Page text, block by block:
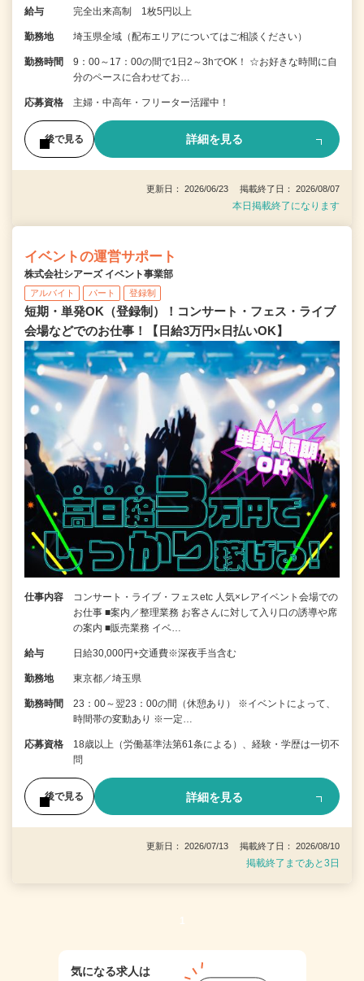
給与 完全出来高制 1枚5円以上
勤務地 埼玉県全域（配布エリアについてはご相談ください）
勤務時間
9：00～17：00の間で1日2～3hでOK！ ☆お好きな時間に自
分のペースに合わせてお…
応募資格 主婦・中高年・フリーター活躍中！
後で見る 詳細を見る
更新日： 2026/06/23 掲載終了日： 2026/08/07
本日掲載終了になります
イベントの運営サポート
株式会社シアーズ イベント事業部
アルバイト パート 登録制
短期・単発OK（登録制）！コンサート・フェス・ライブ
会場などでのお仕事！【日給3万円×日払いOK】
仕事内容
コンサート・ライブ・フェスetc 人気×レアイベント会場での
お仕事 ■案内／整理業務 お客さんに対して入り口の誘導や席
の案内 ■販売業務 イベ…
給与 日給30,000円+交通費※深夜手当含む
勤務地 東京都／埼玉県
勤務時間
23：00～翌23：00の間（休憩あり） ※イベントによって、
時間帯の変動あり ※一定…
応募資格
18歳以上（労働基準法第61条による）、経験・学歴は一切不
問
後で見る 詳細を見る
更新日： 2026/07/13 掲載終了日： 2026/08/10
掲載終了まであと3日
1
気になる求人は